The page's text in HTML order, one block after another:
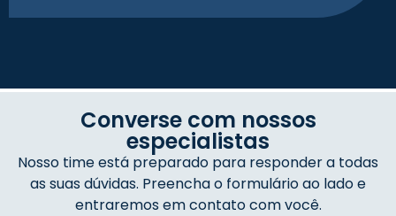
Converse com nossos
especialistas
Nosso time está preparado para responder a todas
as suas dúvidas. Preencha o formulário ao lado e
entraremos em contato com você.